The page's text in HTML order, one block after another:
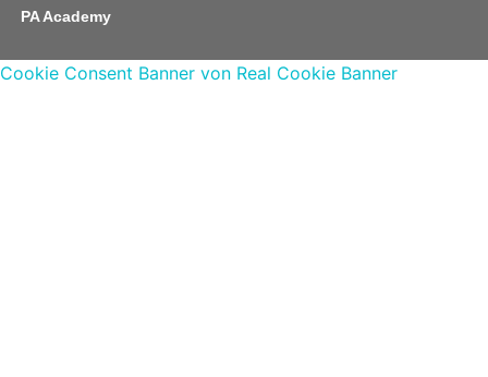
PA Academy
Cookie Consent Banner von Real Cookie Banner